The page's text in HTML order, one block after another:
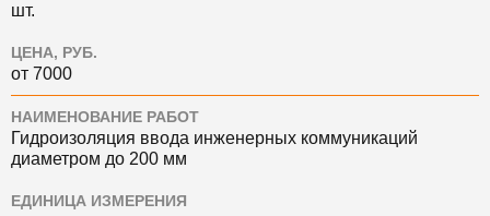
шт.
ЦЕНА, РУБ.
от 7000
НАИМЕНОВАНИЕ РАБОТ
Гидроизоляция ввода инженерных коммуникаций
диаметром до 200 мм
ЕДИНИЦА ИЗМЕРЕНИЯ